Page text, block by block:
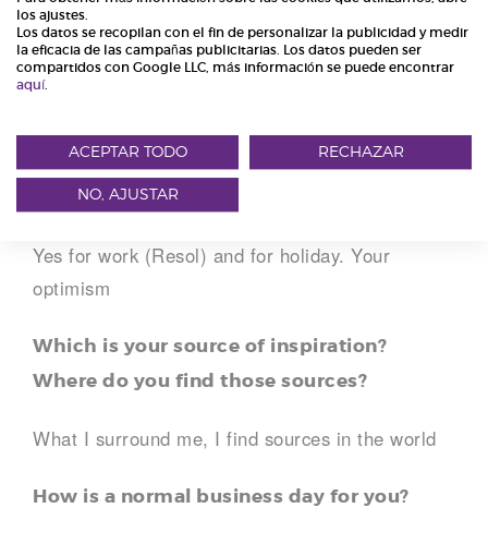
Dacia
is yes, What would you stand out of our
country?
Yes for work (Resol) and for holiday. Your
optimism
Which is your source of inspiration?
Where do you find those sources?
What I surround me, I find sources in the world
How is a normal business day for you?
los ajustes.
Los datos se recopilan con el fin de personalizar la publicidad y medir
la eficacia de las campañas publicitarias. Los datos pueden ser
compartidos con Google LLC, más información se puede encontrar
aquí.
ACEPTAR TODO RECHAZAR
NO, AJUSTAR